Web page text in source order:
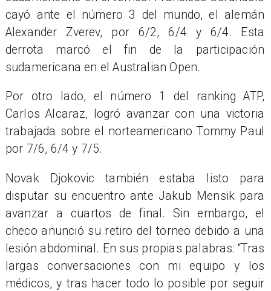
cayó ante el número 3 del mundo, el alemán
Alexander Zverev, por 6/2, 6/4 y 6/4. Esta
derrota marcó el fin de la participación
sudamericana en el Australian Open.
Por otro lado, el número 1 del ranking ATP,
Carlos Alcaraz, logró avanzar con una victoria
trabajada sobre el norteamericano Tommy Paul
por 7/6, 6/4 y 7/5.
Novak Djokovic también estaba listo para
disputar su encuentro ante Jakub Mensik para
avanzar a cuartos de final. Sin embargo, el
checo anunció su retiro del torneo debido a una
lesión abdominal. En sus propias palabras: “Tras
largas conversaciones con mi equipo y los
médicos, y tras hacer todo lo posible por seguir